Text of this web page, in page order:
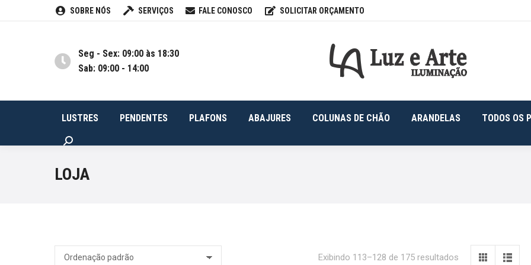
SOBRE NÓS SERVIÇOS FALE CONOSCO SOLICITAR ORÇAMENTO
Seg - Sex: 09:00 às 18:30
Sab: 09:00 - 14:00
LUSTRES PENDENTES PLAFONS ABAJURES COLUNAS DE CHÃO ARANDELAS TODOS OS
Buscar
LOJA
Exibindo 113–128 de 175 resultados
LUSTRES PENDENTES PLAFONS ABAJURES